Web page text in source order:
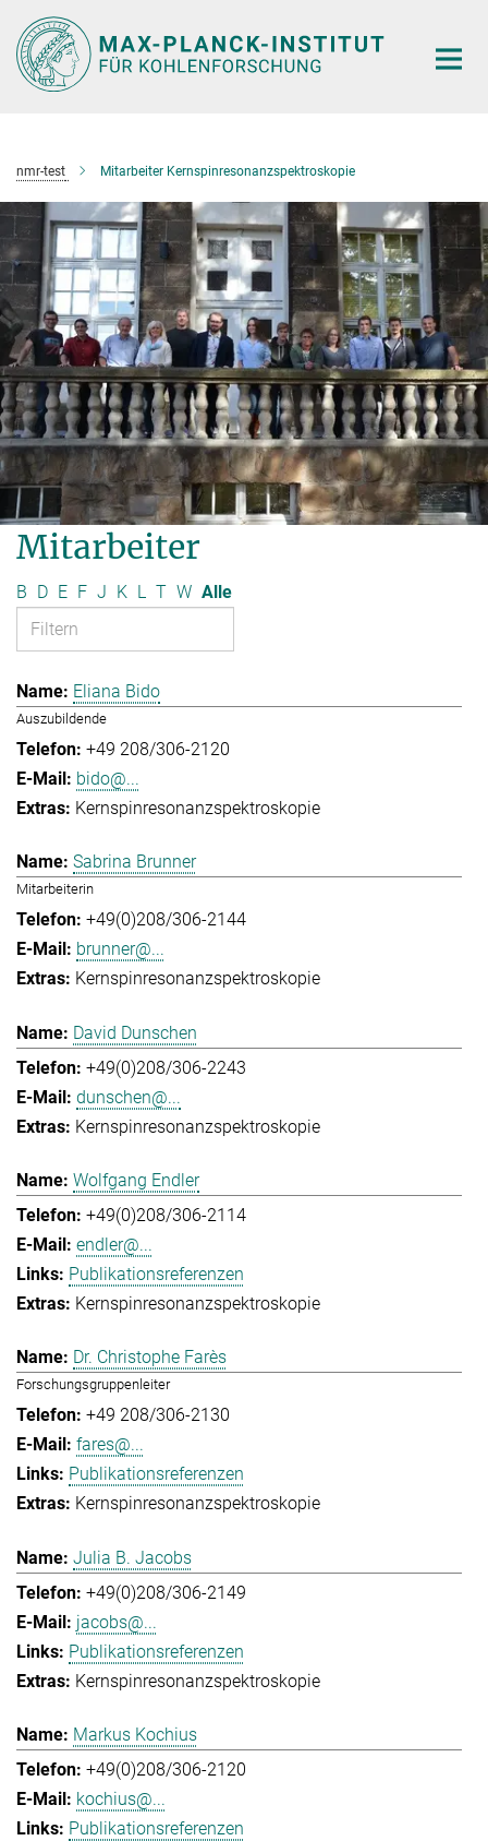
Hauptinhalt
nmr-test Mitarbeiter Kernspinresonanzspektroskopie
Mitarbeiter
B D E F J K L T W Alle
Eliana Bido
Auszubildende
+49 208/306-2120
bido@...
Kernspinresonanzspektroskopie
Sabrina Brunner
Mitarbeiterin
+49(0)208/306-2144
brunner@...
Kernspinresonanzspektroskopie
David Dunschen
+49(0)208/306-2243
dunschen@...
Kernspinresonanzspektroskopie
Wolfgang Endler
+49(0)208/306-2114
endler@...
Publikationsreferenzen
Kernspinresonanzspektroskopie
Dr. Christophe Farès
Forschungsgruppenleiter
+49 208/306-2130
fares@...
Publikationsreferenzen
Kernspinresonanzspektroskopie
Julia B. Jacobs
+49(0)208/306-2149
jacobs@...
Publikationsreferenzen
Kernspinresonanzspektroskopie
Markus Kochius
+49(0)208/306-2120
kochius@...
Publikationsreferenzen